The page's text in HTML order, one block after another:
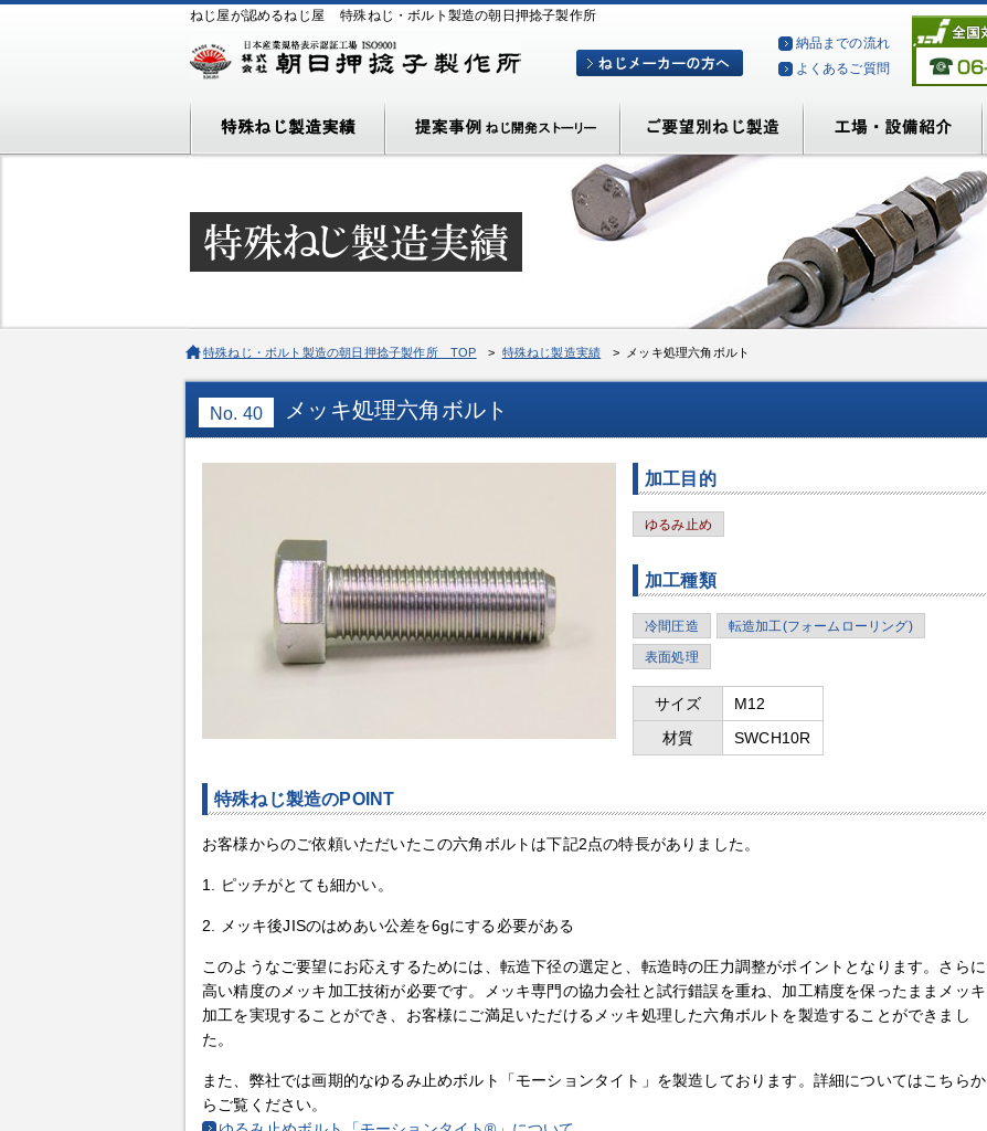
ねじ屋が認めるねじ屋
特殊ねじ・ボルト製造の朝日押捻子製作所
納品までの流れ
よくあるご質問
特殊ねじ・ボルト製造の朝日押捻子製作所 TOP > 特殊ねじ製造実績 > メッキ処理六角ボルト
No. 40 メッキ処理六角ボルト
加工目的
ゆるみ止め
加工種類
冷間圧造
転造加工(フォームローリング)
表面処理
サイズ
M12
材質
SWCH10R
特殊ねじ製造のPOINT
お客様からのご依頼いただいたこの六角ボルトは下記2点の特長がありました。
1. ピッチがとても細かい。
2. メッキ後JISのはめあい公差を6gにする必要がある
このようなご要望にお応えするためには、転造下径の選定と、転造時の圧力調整がポイントとなります。さらに
高い精度のメッキ加工技術が必要です。メッキ専門の協力会社と試行錯誤を重ね、加工精度を保ったままメッキ
加工を実現することができ、お客様にご満足いただけるメッキ処理した六角ボルトを製造することができまし
た。
また、弊社では画期的なゆるみ止めボルト「モーションタイト」を製造しております。詳細についてはこちらか
らご覧ください。